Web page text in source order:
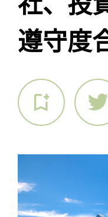
遵守度